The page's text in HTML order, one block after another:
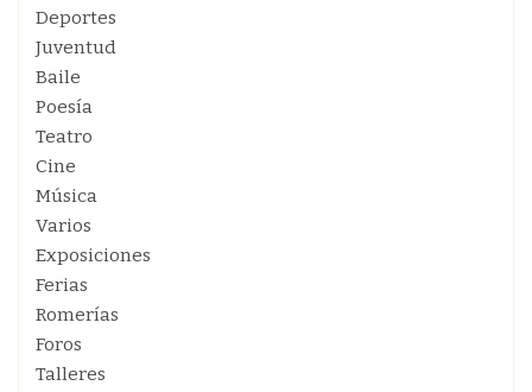
Deportes
Juventud
Baile
Poesía
Teatro
Cine
Música
Varios
Exposiciones
Ferias
Romerías
Foros
Talleres